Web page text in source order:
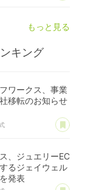
もっと見る
キング
ワークス、事業
移転のお知らせ
あ
、ジュエリーEC
るジェイウェル
発表
あ